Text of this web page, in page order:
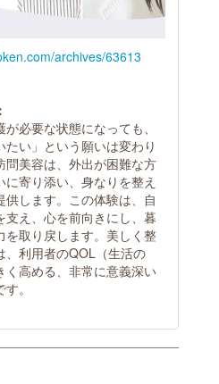
archives/63613
必要な状態になっても、
たい」という願いは変わり
問美容は、外出が困難な方
に寄り添い、身なりを整え
供します。この体験は、自
支え、心を前向きにし、暮
を取り戻します。美しく整
、利用者のQOL（生活の
く高める、非常に意義深い
。